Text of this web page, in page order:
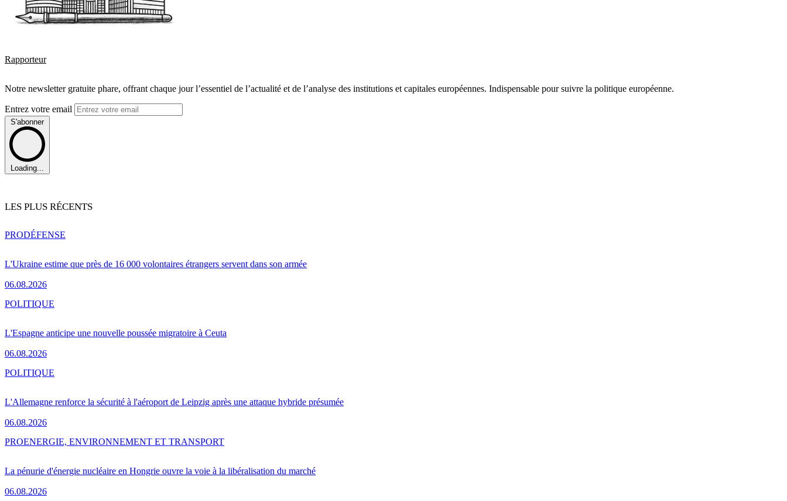
Rapporteur
Notre newsletter gratuite phare, offrant chaque jour l’essentiel de l’actualité et de l’analyse des institutions et capitales européennes. Indispensable pour suivre la politique européenne.
Entrez votre email
S'abonner
Loading...
LES PLUS RÉCENTS
L'Ukraine estime que près de 16 000 volontaires étrangers servent dans son armée
06.08.2026
PRODÉFENSE
L'Espagne anticipe une nouvelle poussée migratoire à Ceuta
06.08.2026
POLITIQUE
L'Allemagne renforce la sécurité à l'aéroport de Leipzig après une attaque hybride présumée
06.08.2026
POLITIQUE
La pénurie d'énergie nucléaire en Hongrie ouvre la voie à la libéralisation du marché
06.08.2026
PROENERGIE, ENVIRONNEMENT ET TRANSPORT